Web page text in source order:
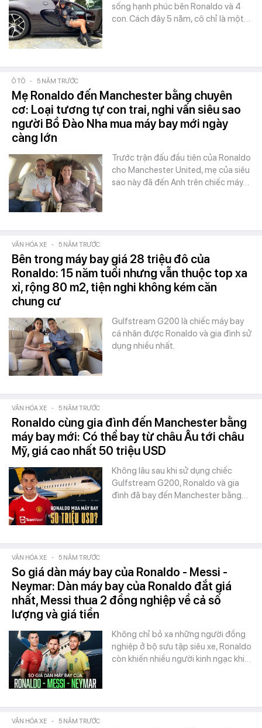
sống hạnh phúc bên Ronaldo và 4
con. Cách đây 5 năm, cô chỉ là một…
Ô TÔ - 5 NĂM TRƯỚC
Mẹ Ronaldo đến Manchester bằng chuyên
cơ: Loại tương tự con trai, nghi vấn siêu sao
người Bồ Đào Nha mua máy bay mới ngày
càng lớn
Trước trận đấu đầu tiên của Ronaldo
cho Manchester United, mẹ của siêu
sao này đã đến Anh trên chiếc máy…
VĂN HÓA XE - 5 NĂM TRƯỚC
Bên trong máy bay giá 28 triệu đô của
Ronaldo: 15 năm tuổi nhưng vẫn thuộc top xa
xỉ, rộng 80 m2, tiện nghi không kém căn
chung cư
Gulfstream G200 là chiếc máy bay
cá nhân được Ronaldo và gia đình sử
dụng nhiều nhất.
VĂN HÓA XE - 5 NĂM TRƯỚC
Ronaldo cùng gia đình đến Manchester bằng
máy bay mới: Có thể bay từ châu Âu tới châu
Mỹ, giá cao nhất 50 triệu USD
Không lâu sau khi sử dụng chiếc
Gulfstream G200, Ronaldo và gia
đình đã bay đến Manchester bằng…
VĂN HÓA XE - 5 NĂM TRƯỚC
So giá dàn máy bay của Ronaldo - Messi -
Neymar: Dàn máy bay của Ronaldo đắt giá
nhất, Messi thua 2 đồng nghiệp về cả số
lượng và giá tiền
Không chỉ bỏ xa những người đồng
nghiệp ở bộ sưu tập siêu xe, Ronaldo
còn khiến nhiều người kinh ngạc khi…
VĂN HÓA XE - 5 NĂM TRƯỚC